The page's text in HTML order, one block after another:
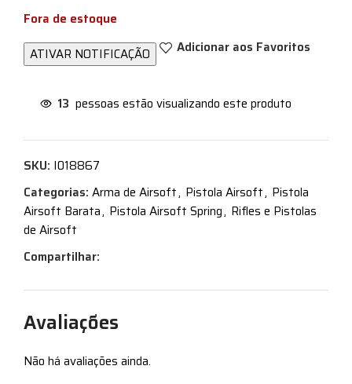
Fora de estoque
Adicionar aos Favoritos
13 pessoas estão visualizando este produto
SKU: I018867
Categorias: Arma de Airsoft, Pistola Airsoft, Pistola
Airsoft Barata, Pistola Airsoft Spring, Rifles e Pistolas
de Airsoft
Compartilhar:
Avaliações
Não há avaliações ainda.